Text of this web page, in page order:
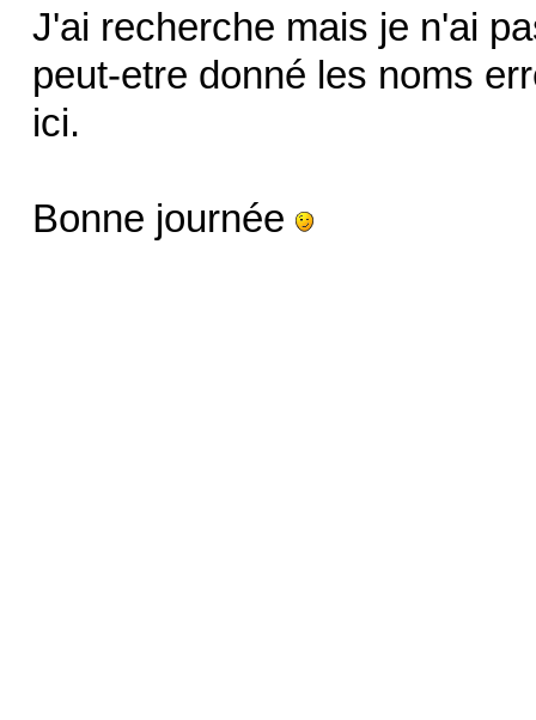
J'ai recherche mais je n'ai
peut-etre donné les noms
ici.
Bonne journée